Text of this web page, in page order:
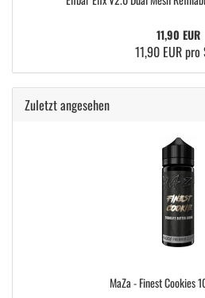
11,90 EUR
11,90 EUR pro
Zuletzt angesehen
MaZa - Finest Cookies